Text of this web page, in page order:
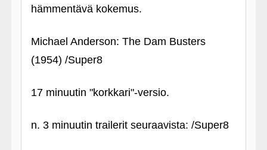
hämmentävä kokemus.
Michael Anderson: The Dam Busters
(1954) /Super8
17 minuutin "korkkari"-versio.
n. 3 minuutin trailerit seuraavista: /Super8